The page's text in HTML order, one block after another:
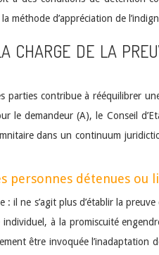
méthode d’appréciation de
CHARGE DE LA
parties contribue à rééquilibrer
demandeur (A), le Conseil
dans un continuum
personnes détenues ou
: il ne s’agit plus d’établir la
à la promiscuité
être invoquée